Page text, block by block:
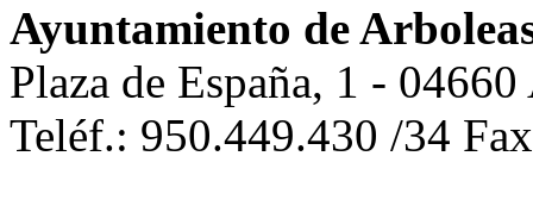
Ayuntamiento de
Plaza de España, 1 -
Teléf.: 950.449.430 /34